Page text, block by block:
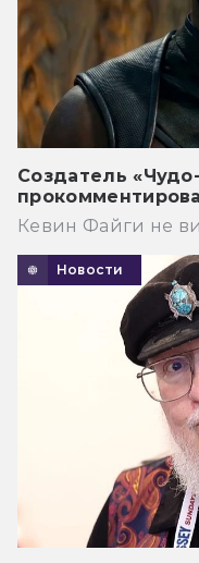
Создатель
Кевин Файги не
Новости